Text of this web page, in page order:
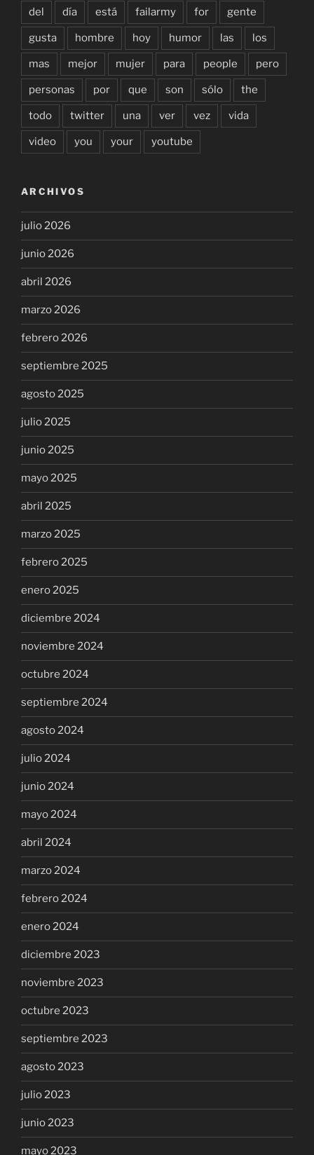
del día está failarmy for gente
gusta hombre hoy humor las los
mas mejor mujer para people pero
personas por que son sólo the
todo twitter una ver vez vida
video you your youtube
ARCHIVOS
julio 2026
junio 2026
abril 2026
marzo 2026
febrero 2026
septiembre 2025
agosto 2025
julio 2025
junio 2025
mayo 2025
abril 2025
marzo 2025
febrero 2025
enero 2025
diciembre 2024
noviembre 2024
octubre 2024
septiembre 2024
agosto 2024
julio 2024
junio 2024
mayo 2024
abril 2024
marzo 2024
febrero 2024
enero 2024
diciembre 2023
noviembre 2023
octubre 2023
septiembre 2023
agosto 2023
julio 2023
junio 2023
mayo 2023